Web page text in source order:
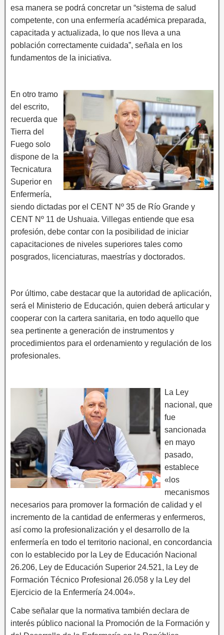
esa manera se podrá concretar un “sistema de salud
competente, con una enfermería académica preparada,
capacitada y actualizada, lo que nos lleva a una
población correctamente cuidada”, señala en los
fundamentos de la iniciativa.
En otro tramo
del escrito,
recuerda que
Tierra del
Fuego solo
dispone de la
Tecnicatura
Superior en
Enfermería,
siendo dictadas por el CENT Nº 35 de Río Grande y
CENT Nº 11 de Ushuaia. Villegas entiende que esa
profesión, debe contar con la posibilidad de iniciar
capacitaciones de niveles superiores tales como
posgrados, licenciaturas, maestrías y doctorados.
Por último, cabe destacar que la autoridad de aplicación,
será el Ministerio de Educación, quien deberá articular y
cooperar con la cartera sanitaria, en todo aquello que
sea pertinente a generación de instrumentos y
procedimientos para el ordenamiento y regulación de los
profesionales.
La Ley
nacional, que
fue
sancionada
en mayo
pasado,
establece
«los
mecanismos
necesarios para promover la formación de calidad y el
incremento de la cantidad de enfermeras y enfermeros,
así como la profesionalización y el desarrollo de la
enfermería en todo el territorio nacional, en concordancia
con lo establecido por la Ley de Educación Nacional
26.206, Ley de Educación Superior 24.521, la Ley de
Formación Técnico Profesional 26.058 y la Ley del
Ejercicio de la Enfermería 24.004».
Cabe señalar que la normativa también declara de
interés público nacional la Promoción de la Formación y